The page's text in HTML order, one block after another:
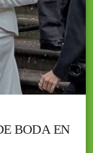
BODA EN